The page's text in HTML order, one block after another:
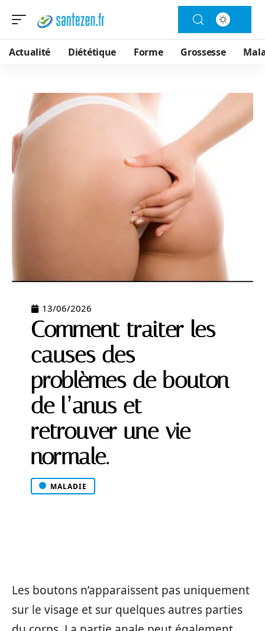
Actualité Diététique Forme Grossesse
13/06/2026
Comment traiter les
causes des
problèmes de bouton
de l’anus et
retrouver une vie
normale.
MALADIE
Les boutons n’apparaissent pas uniquement
sur le visage et sur quelques autres parties